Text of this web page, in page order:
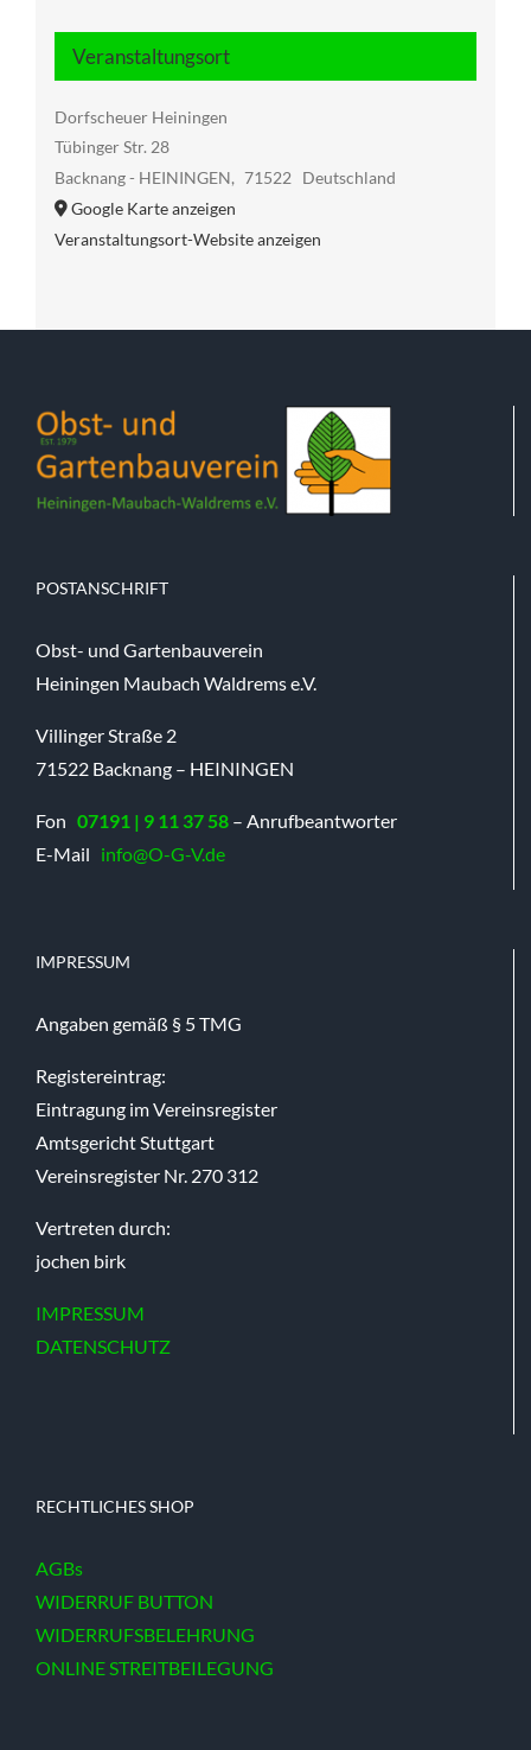
Veranstaltungsort
Dorfscheuer Heiningen
Tübinger Str. 28
Backnang - HEININGEN, 71522
Deutschland
Google Karte anzeigen
Veranstaltungsort-Website anzeigen
POSTANSCHRIFT
Obst- und Gartenbauverein
Heiningen Maubach Waldrems e.V.
Villinger Straße 2
71522 Backnang – HEININGEN
Fon 07191 | 9 11 37 58 – Anrufbeantworter
E-Mail info@O-G-V.de
IMPRESSUM
Angaben gemäß § 5 TMG
Registereintrag:
Eintragung im Vereinsregister
Amtsgericht Stuttgart
Vereinsregister Nr. 270 312
Vertreten durch:
jochen birk
IMPRESSUM
DATENSCHUTZ
RECHTLICHES SHOP
AGBs
WIDERRUF BUTTON
WIDERRUFSBELEHRUNG
ONLINE STREITBEILEGUNG